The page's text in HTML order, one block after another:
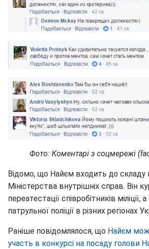
Фото: Коментарі з соцмережі
Відомо, що Найєм входить до складу
Міністерства внутрішніх справ. Він
переатестації співробітників
патрульної поліції в різних регіонах
Раніше повідомлялося, що Найєм
участь в конкурсі на посаду голови